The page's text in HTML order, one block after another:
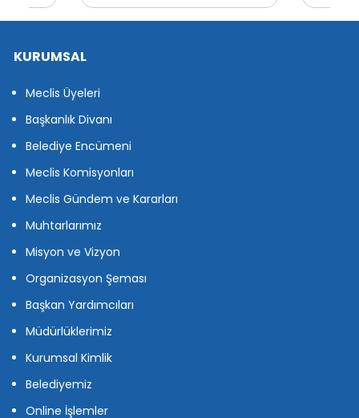
KURUMSAL
Meclis Üyeleri
Başkanlık Divanı
Belediye Encümeni
Meclis Komisyonları
Meclis Gündem ve Kararları
Muhtarlarımız
Misyon ve Vizyon
Organizasyon Şeması
Başkan Yardımcıları
Müdürlüklerimiz
Kurumsal Kimlik
Belediyemiz
Online İşlemler